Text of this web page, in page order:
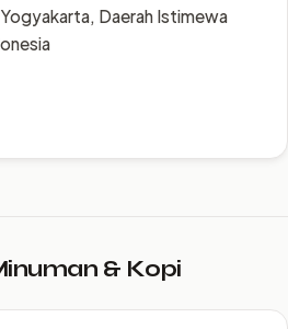
Daerah Istimewa
& Kopi